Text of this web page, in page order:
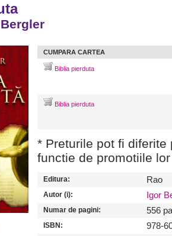
CUMPARA CARTEA
Biblia pierduta
Biblia pierduta
* Preturile pot fi
functie de promotiile
Editura: Rao
Autor (i): Igor
Numar de pagini: 556
ISBN: 978-